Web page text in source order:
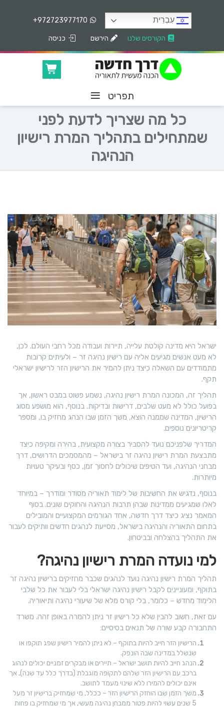
+972723977170 עִבְרִית
הקורסים שלנו הירשם כניסה
תפריט ≡
כל מה שצריך לדעת לפני
שמתחילים בתהליך המרת רישיון
הנהיגה
ישראל היא מדינה קולטת עלייה, תיירות ועבודה מכל רחבי העולם. לכן,
לא מעט אנשים מגיעים אליה עם רישיון נהיגה זר – ולעיתים קרובות
מתמודדים עם השאלה כיצד ניתן להמיר את הרישיון הזר לרישיון ישראלי
תקף.
תהליך זה, המכונה המרת רישיון נהיגה, נשמע פשוט במבט ראשון, אך
בפועל כולל לא מעט שלבים, דרישות ובדיקות. בנוסף, הוא מושפע מסוג
הרישיון, המדינה שממנה הוצא, משך הזמן שבו הנהג מחזיק בו, ומספר
קריטריונים נוספים.
המדריך שלפניכם נועד להסביר בצורה מקצועית, בהירה ומקיפה כיצד
מתבצעת המרת רישיון נהיגה זר בישראל – מהמסמכים הדרושים, דרך
מבחני הנהיגה, ועד הטיפים שיכולים לחסוך זמן, כסף ובעיקר טעויות
מיותרות.
בנוסף, נדגיש את החשיבות של לימוד תאוריה מסודר ומודרך – במיוחד
לאלו שמגיעים ממדינות שבהן תרבות הנהיגה והחוקים שונים. בסוף
המאמר נציג כיצד דרך חדשה, אחד הגורמים המקצועיים והמובילים
בתחום התאוריה והנהיגה בישראל, מסייעת לנהגים חדשים וותיקים לעבור
את התהליך בהצלחה ובביטחון.
למי נועדה המרת רישיון נהיגה?
תהליך המרת רישיון נהיגה נועד לנהגים שכבר מחזיקים ברישיון נהיגה זר
בתוקף, ומעוניינים לקבל רישיון נהיגה ישראלי בלי לעבור את כל שלבי
הלימוד מחדש – כלומר, בלי קורס מלא של שיעורי נהיגה ותיאוריה.
עם זאת, חשוב להבין שלא כל רישיון זר ניתן להמרה באופן זהה. משרד
התחבורה קבע שורה של תנאים בסיסיים:
הרישיון הזר חייב להיות בתוקף – לא ניתן להמיר רישיון שפג תוקפו או
שנשלל במדינה שבה הונפק.
הנהג חייב להיות תושב ישראל – תיירים או מבקרים זמניים יכולים לנהוג
ברכב עם הרישיון הזר שלהם לתקופה מוגבלת (בדרך כלל עד שנה), אך
אינם יכולים להמירו ללא שינוי מעמד לתושב.
משך הזמן שבו הוחזק הרישיון הזר – ככלל, מי שמחזיק ברישיון זר מעל
5 שנים עשוי להיות פטור ממבחן נהיגה מעשי, אך מי שמחזיק בו פחות